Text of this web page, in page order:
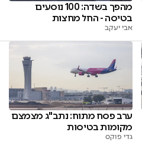
מהפך בשדה: 100 נוסעים
בטיסה - החל מחצות
אבי יעקב
ערב פסח מתוח: נתב"ג מצמצם
מקומות בטיסות
גדי פוקס